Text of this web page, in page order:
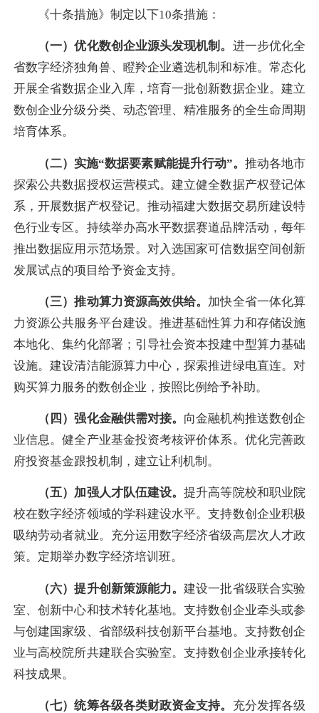
《十条措施》制定以下10条措施：
（一）优化数创企业源头发现机制。 进一步优化全
省数字经济独角兽、瞪羚企业遴选机制和标准。常态化
开展全省数据企业入库，培育一批创新数据企业。建立
数创企业分级分类、动态管理、精准服务的全生命周期
培育体系。
（二）实施“数据要素赋能提升行动”。 推动各地市
探索公共数据授权运营模式。建立健全数据产权登记体
系，开展数据产权登记。推动福建大数据交易所建设特
色行业专区。持续举办高水平数据赛道品牌活动，每年
推出数据应用示范场景。对入选国家可信数据空间创新
发展试点的项目给予资金支持。
（三）推动算力资源高效供给。 加快全省一体化算
力资源公共服务平台建设。推进基础性算力和存储设施
本地化、集约化部署；引导社会资本投建中型算力基础
设施。建设清洁能源算力中心，探索推进绿电直连。对
购买算力服务的数创企业，按照比例给予补助。
（四）强化金融供需对接。 向金融机构推送数创企
业信息。健全产业基金投资考核评价体系。优化完善政
府投资基金跟投机制，建立让利机制。
（五）加强人才队伍建设。提升高等院校和职业院
校在数字经济领域的学科建设水平。支持数创企业积极
吸纳劳动者就业。充分运用数字经济省级高层次人才政
策。定期举办数字经济培训班。
（六）提升创新策源能力。建设一批省级联合实验
室、创新中心和技术转化基地。支持数创企业牵头或参
与创建国家级、省部级科技创新平台基地。支持数创企
业与高校院所共建联合实验室。支持数创企业承接转化
科技成果。
（七）统筹各级各类财政资金支持。 充分发挥各级